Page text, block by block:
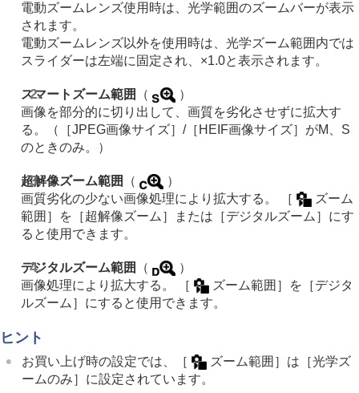
Log撮影の設定
画像に効果を加える
ドライブモードを使う（連写/セルフタイマー）
セルフタイマー（動画）
より高画質の静止画を撮影する
画質や記録形式を設定する
タッチ機能を使う
シャッターの設定
本機で使用できるズームの種類
超解像ズーム/デジタルズーム（ズーム）
ズーム範囲（静止画/動画）
カスタムキーズームスピード
ズーム倍率について
ズームリング操作方向
フラッシュを使う
ノイズリダクション
撮影中の画面表示を設定する
動画の音声を記録する
電動ズームレンズ使用時は、光学範囲のズームバーが表示
されます。
電動ズームレンズ以外を使用時は、光学ズーム範囲内では
スライダーは左端に固定され、×1.0と表示されます。
スマートズーム範囲 （
）
画像を部分的に切り出して、画質を劣化させずに拡大す
る。（
［JPEG画像サイズ］ /［HEIF画像サイズ］ がM、S
のときのみ。）
超解像ズーム範囲 （
）
画質劣化の少ない画像処理により拡大する。
［
ズーム
範囲］
を ［超解像ズーム］ または ［デジタルズーム］ にす
ると使用できます。
デジタルズーム範囲 （
）
画像処理により拡大する。
［ ズーム範囲］ を ［デジタ
ルズーム］ にすると使用できます。
ヒント
お買い上げ時の設定では、 ［ ズーム範囲］ は ［光学ズ
ームのみ］ に設定されています。